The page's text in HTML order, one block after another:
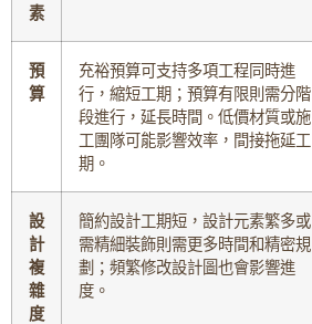
素
預
算
充裕預算可支持多項工程同時進
行，縮短工期；預算有限則需分階
段進行，延長時間。低價材質或施
工團隊可能影響效率，間接拖延工
期。
設
計
複
雜
度
簡約設計工期短，設計元素繁多或
需精細裝飾則需更多時間和精密規
劃；頻繁修改設計圖也會影響進
度。